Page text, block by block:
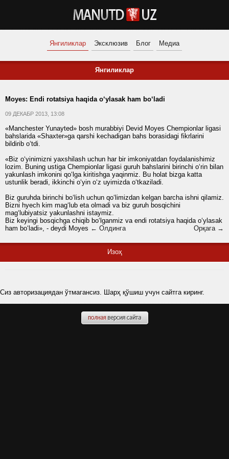
Янгиликлар Эксклюзив Блог Медиа
Янгиликлар
Moyes: Endi rotatsiya haqida o‘ylasak ham bo‘ladi
09 ДЕКАБР 2013, 13:08
«Manchester Yunayted» bosh murabbiyi Devid Moyes Chempionlar ligasi
bahslarida «Shaxter»ga qarshi kechadigan bahs borasidagi fikrlarini
bildirib o‘tdi.
«Biz o‘yinimizni yaxshilash uchun har bir imkoniyatdan foydalanishimiz
lozim. Buning ustiga Chempionlar ligasi guruh bahslarini birinchi o‘rin bilan
yakunlash imkonini qo‘lga kiritishga yaqinmiz. Bu holat bizga katta
ustunlik beradi, ikkinchi o‘yin o‘z uyimizda o‘tkaziladi.
Biz guruhda birinchi bo‘lish uchun qo‘limizdan kelgan barcha ishni qilamiz.
Bizni hyech kim mag‘lub eta olmadi va biz guruh bosqichini
mag‘lubiyatsiz yakunlashni istaymiz.
Biz keyingi bosqichga chiqib bo‘lganmiz va endi rotatsiya haqida o‘ylasak
ham bo‘ladi», - deydi Moyes ← Олдинга Орқага →
Изоҳ
Сиз авторизациядан ўтмагансиз. Шарҳ қўшиш учун сайтга киринг.